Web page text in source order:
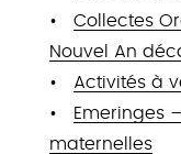
Collectes
Nouvel An
Activités à
Emeringes
maternelles